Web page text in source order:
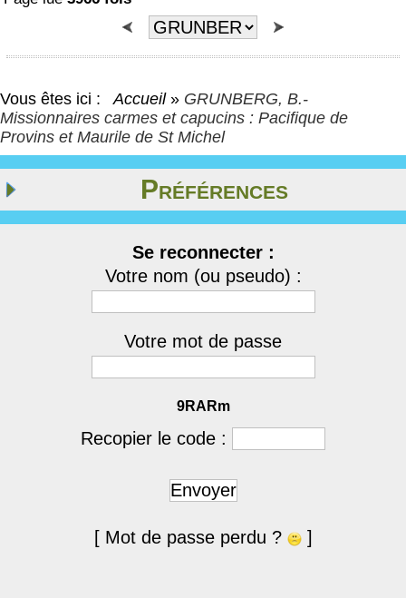
Vous êtes ici : Accueil » GRUNBERG, B.-
Missionnaires carmes et capucins : Pacifique de
Provins et Maurile de St Michel
Préférences
Se reconnecter :
Votre nom (ou pseudo) :
Votre mot de passe
9RARm
Recopier le code :
Envoyer
[ Mot de passe perdu ? ]